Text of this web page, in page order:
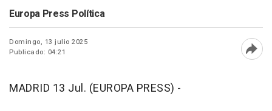
Europa Press Política
Domingo, 13 julio 2025
Publicado: 04:21
MADRID 13 Jul. (EUROPA PRESS) -